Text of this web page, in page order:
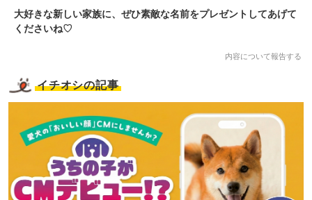
大好きな新しい家族に、ぜひ素敵な名前をプレゼントしてあげて
くださいね♡
内容について報告する
イチオシの記事